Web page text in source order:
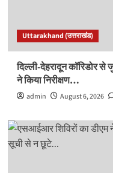
Uttarakhand (उत्तराखंड)
दिल्ली-देहरादून कॉरिडोर से
ने किया निरीक्षण…
admin August 6, 2026